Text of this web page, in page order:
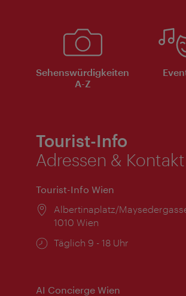
Sehenswürdigkeiten
A-Z
Tourist-Info
Adressen & Kontakt
Tourist-Info Wien
Ort:
Albertinaplatz/
1010 Wien
Öffnungszeiten:
Täglich 9 - 18 Uhr
AI Concierge Wien